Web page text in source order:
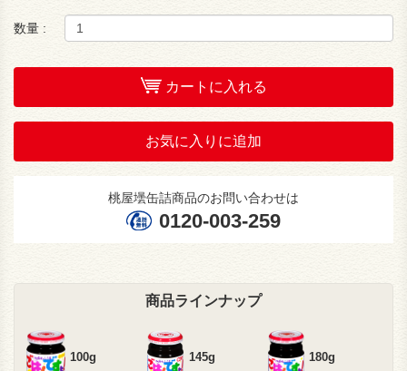
数量 :
カートに入れる
お気に入りに追加
桃屋壜缶詰商品のお問い合わせは
0120-003-259
商品ラインナップ
100g 145g 180g